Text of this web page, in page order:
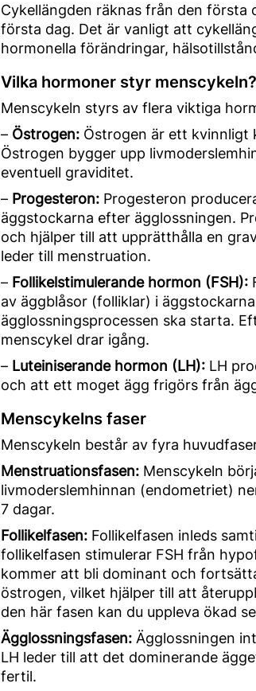
Cykellängden räknas från den
första dag. Det är vanligt att
hormonella förändringar,
Vilka hormoner styr menscykeln?
Menscykeln styrs av flera viktiga
– Östrogen: Östrogen är ett kvinnligt
Östrogen bygger upp
eventuell graviditet.
– Progesteron: Progesteron
äggstockarna efter ägglossningen.
och hjälper till att upprätthålla en
leder till menstruation.
– Follikelstimulerande hormon (FSH):
av äggblåsor (folliklar) i
ägglossningsprocessen ska starta.
menscykel drar igång.
– Luteiniserande hormon (LH): LH
och att ett moget ägg frigörs från
Menscykelns faser
Menscykeln består av fyra
Menstruationsfasen: Menscykeln
livmoderslemhinnan (endometriet)
7 dagar.
Follikelfasen: Follikelfasen inleds
follikelfasen stimulerar FSH från
kommer att bli dominant och
östrogen, vilket hjälper till att
den här fasen kan du uppleva ökad
Ägglossningsfasen: Ägglossningen
LH leder till att det dominerande
fertil.